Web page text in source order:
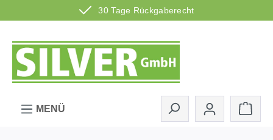
30 Tage Rückgaberecht
Zum Hauptinhalt springen
MENÜ